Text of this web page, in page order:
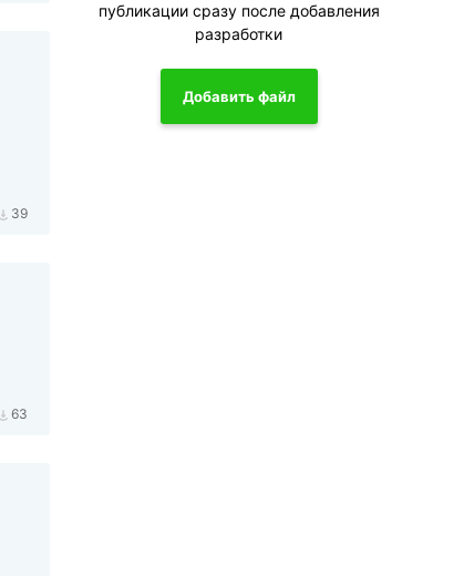
39
63
публикации сразу после добавления
разработки
Добавить файл